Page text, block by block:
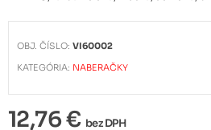
OBJ. ČÍSLO:VI60002
KATEGÓRIA: NABERAČKY
12,76 € bez DPH